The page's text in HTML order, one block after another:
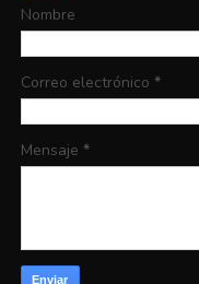
Nombre
Correo electrónico *
Mensaje *